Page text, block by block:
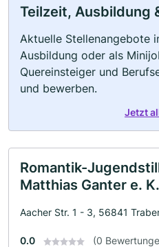
Teilzeit, Ausbildung
Aktuelle Stellenangebote
Ausbildung oder als
Quereinsteiger und
und bewerben.
Jetzt
Romantik-
Matthias Ganter e. K.
Aacher Str. 1 - 3, 56841
0.0 (0